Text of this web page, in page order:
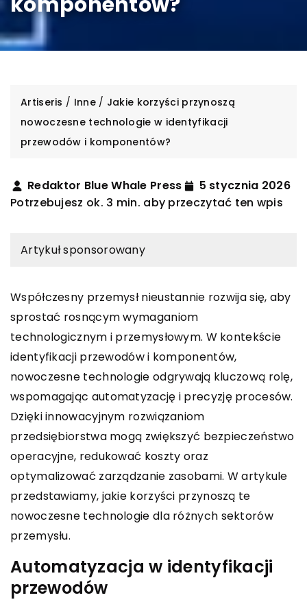
Artiseris / Inne/ Jakie korzyści przynoszą
nowoczesne technologie w identyfikacji
przewodów i komponentów?
Redaktor Blue Whale Press
5 stycznia 2026
Potrzebujesz ok. 3 min. aby przeczytać ten wpis
Artykuł sponsorowany
Współczesny przemysł nieustannie rozwija się, aby
sprostać rosnącym wymaganiom
technologicznym i przemysłowym. W kontekście
identyfikacji przewodów i komponentów,
nowoczesne technologie odgrywają kluczową rolę,
wspomagając automatyzację i precyzję procesów.
Dzięki innowacyjnym rozwiązaniom
przedsiębiorstwa mogą zwiększyć bezpieczeństwo
operacyjne, redukować koszty oraz
optymalizować zarządzanie zasobami. W artykule
przedstawiamy, jakie korzyści przynoszą te
nowoczesne technologie dla różnych sektorów
przemysłu.
Automatyzacja w identyfikacji
przewodów